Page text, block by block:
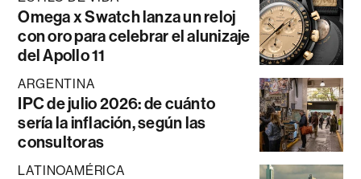
Omega x Swatch lanza un reloj
con oro para celebrar el alunizaje
del Apollo 11
ARGENTINA
IPC de julio 2026: de cuánto
sería la inflación, según las
consultoras
LATINOAMÉRICA